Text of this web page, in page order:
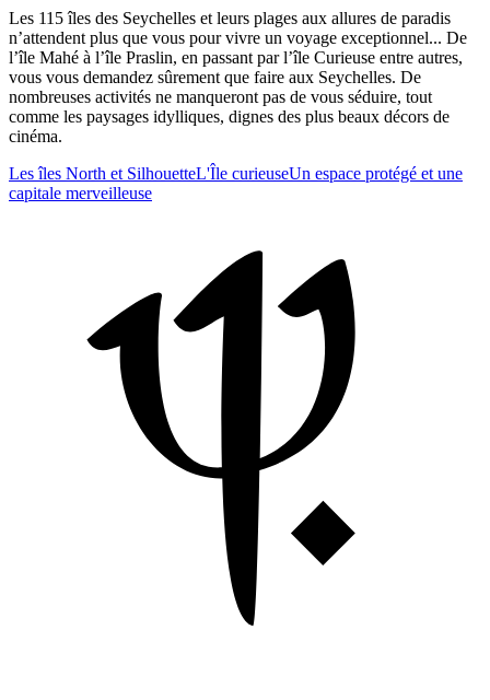
Les 115 îles des Seychelles et leurs plages aux allures de paradis
n’attendent plus que vous pour vivre un voyage exceptionnel... De
l’île Mahé à l’île Praslin, en passant par l’île Curieuse entre autres,
vous vous demandez sûrement que faire aux Seychelles. De
nombreuses activités ne manqueront pas de vous séduire, tout
comme les paysages idylliques, dignes des plus beaux décors de
cinéma.
Les îles North et SilhouetteL'Île curieuseUn espace protégé et une
capitale merveilleuse